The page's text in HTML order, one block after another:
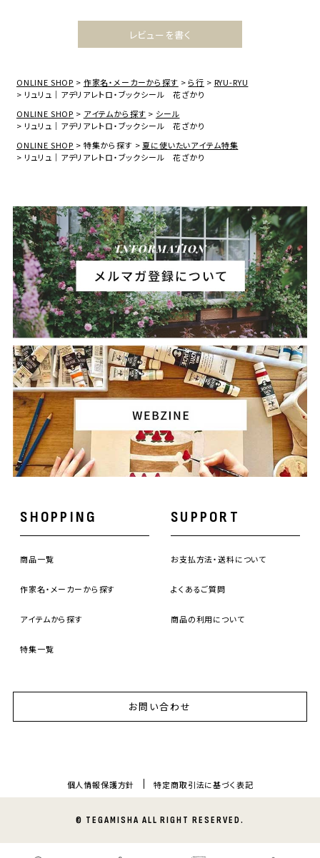
レビューを書く
ONLINE SHOP 作家名・メーカーから探す ら行
RYU-RYU
リュリュ｜アデリアレトロ・ブックシール 花ざかり
ONLINE SHOP
アイテムから探す
シール
リュリュ｜アデリアレトロ・ブックシール 花ざかり
ONLINE SHOP
特集から探す
夏に使いたいアイテム特集
リュリュ｜アデリアレトロ・ブックシール 花ざかり
SHOPPING
商品一覧
作家名・メーカーから探す
アイテムから探す
特集一覧
SUPPORT
お支払方法・送料について
よくあるご質問
商品の利用について
お問い合わせ
個人情報保護方針 特定商取引法に基づく表記
© TEGAMISHA ALL RIGHT RESERVED.